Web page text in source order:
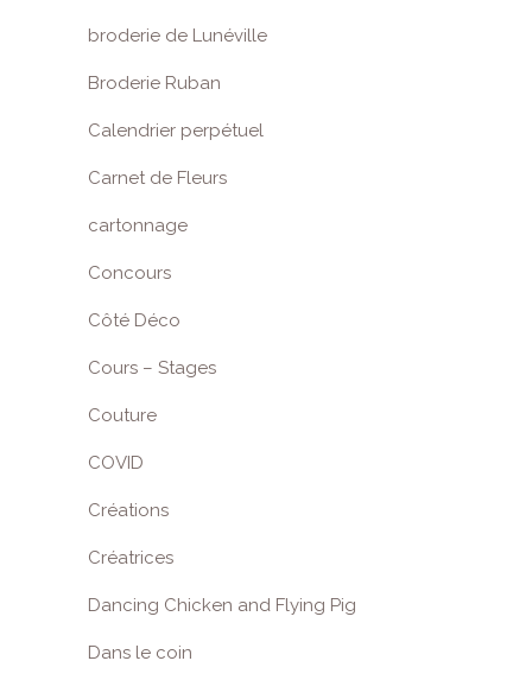
broderie de Lunéville
Broderie Ruban
Calendrier perpétuel
Carnet de Fleurs
cartonnage
Concours
Côté Déco
Cours – Stages
Couture
COVID
Créations
Créatrices
Dancing Chicken and Flying Pig
Dans le coin